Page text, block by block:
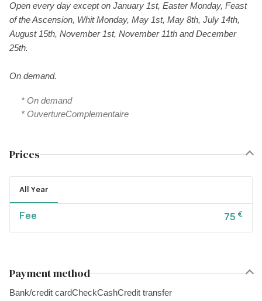
Open every day except on January 1st, Easter Monday, Feast
of the Ascension, Whit Monday, May 1st, May 8th, July 14th,
August 15th, November 1st, November 11th and December
25th.
On demand.
* On demand
* OuvertureComplementaire
Prices
All Year
Fee 75 €
Payment method
Bank/credit cardCheckCashCredit transfer